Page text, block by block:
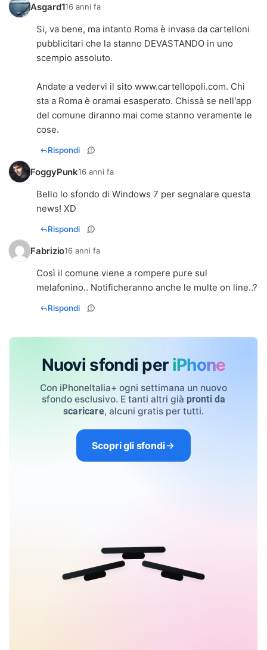
Asgard116 anni fa
Si, va bene, ma intanto Roma è invasa da cartelloni
pubblicitari che la stanno DEVASTANDO in uno
scempio assoluto.
Andate a vedervi il sito www.cartellopoli.com. Chi
sta a Roma è oramai esasperato. Chissà se nell'app
del comune diranno mai come stanno veramente le
cose.
Rispondi
FoggyPunk16 anni fa
Bello lo sfondo di Windows 7 per segnalare questa
news! XD
Rispondi
Fabrizio16 anni fa
Così il comune viene a rompere pure sul
melafonino.. Notificheranno anche le multe on line..?
Rispondi
Nuovi sfondi per iPhone
Con iPhoneItalia+ ogni settimana un nuovo
sfondo esclusivo. E tanti altri già pronti da
scaricare, alcuni gratis per tutti.
Scopri gli sfondi